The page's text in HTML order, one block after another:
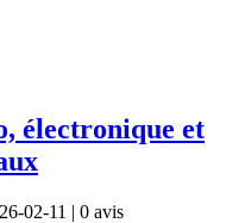
électronique et
02-11 | 0 avis